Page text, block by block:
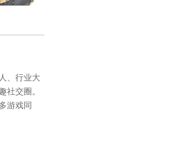
过程中，需要广大玩家的支持和